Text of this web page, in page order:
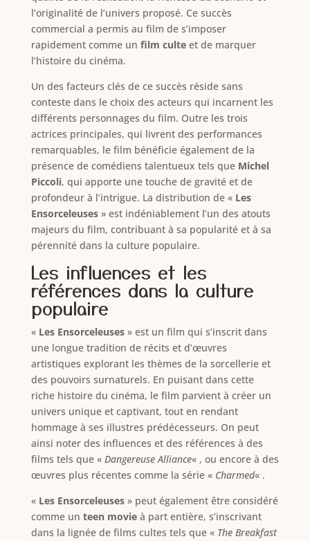
l’originalité de l’univers proposé. Ce succès
commercial a permis au film de s’imposer
rapidement comme un film culteet de marquer
l’histoire du cinéma.
Un des facteurs clés de ce succès réside sans
conteste dans le choix des acteurs qui incarnent les
différents personnages du film. Outre les trois
actrices principales, qui livrent des performances
remarquables, le film bénéficie également de la
présence de comédiens talentueux tels que Michel
Piccoli, qui apporte une touche de gravité et de
profondeur à l’intrigue. La distribution de « Les
Ensorceleuses» est indéniablement l’un des atouts
majeurs du film, contribuant à sa popularité et à sa
pérennité dans la culture populaire.
Les influences et les
références dans la culture
populaire
« Les Ensorceleuses» est un film qui s’inscrit dans
une longue tradition de récits et d’œuvres
artistiques explorant les thèmes de la sorcellerie et
des pouvoirs surnaturels. En puisant dans cette
riche histoire du cinéma, le film parvient à créer un
univers unique et captivant, tout en rendant
hommage à ses illustres prédécesseurs. On peut
ainsi noter des influences et des références à des
films tels que « Dangereuse Alliance« , ou encore à des
œuvres plus récentes comme la série « Charmed« .
« Les Ensorceleuses» peut également être considéré
comme un teen movieà part entière, s’inscrivant
dans la lignée de films cultes tels que « The Breakfast